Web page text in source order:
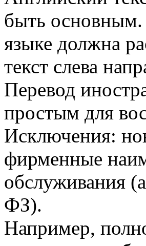
быть основным.
языке должна
текст слева
Перевод
простым для
Исключения:
фирменные
обслуживания
ФЗ).
Например,